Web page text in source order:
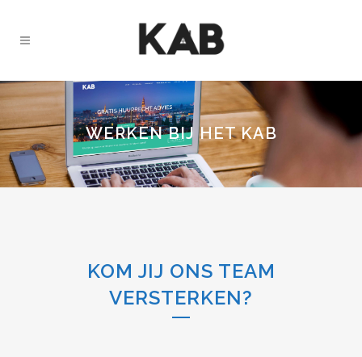
WERKEN BIJ HET KAB
KOM JIJ ONS TEAM
VERSTERKEN?